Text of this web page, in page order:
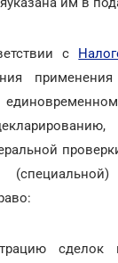
с
применения